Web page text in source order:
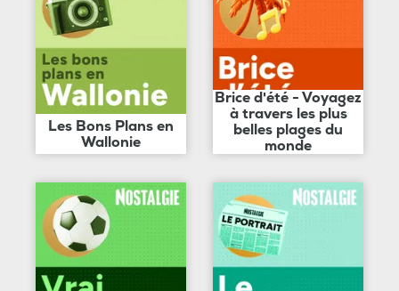
Les Bons Plans en
Wallonie
Brice d'été - Voyagez
à travers les plus
belles plages du
monde